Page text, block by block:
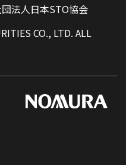
法人日本STO協会
CO., LTD. ALL